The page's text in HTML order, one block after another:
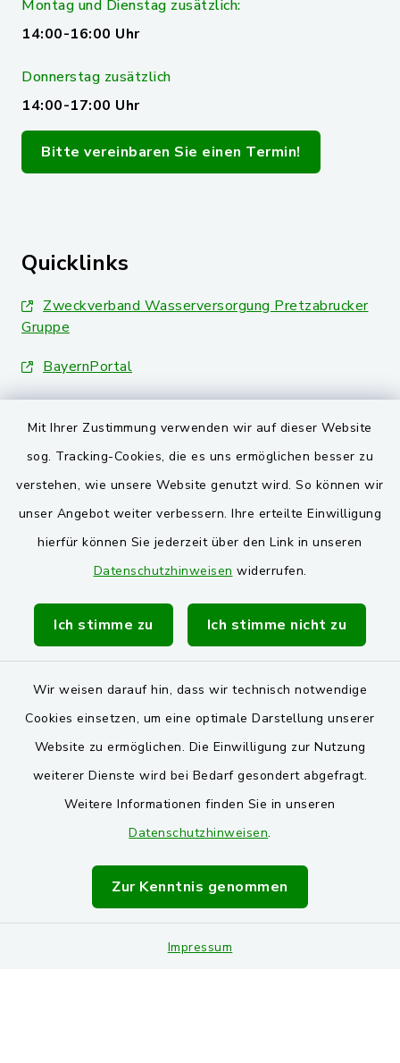
Mit Ihrer Zustimmung verwenden wir auf dieser Website
sog. Tracking-Cookies, die es uns ermöglichen besser zu
verstehen, wie unsere Website genutzt wird. So können wir
unser Angebot weiter verbessern. Ihre erteilte Einwilligung
hierfür können Sie jederzeit über den Link in unseren
Datenschutzhinweisen widerrufen.
Ich stimme zu Ich stimme nicht zu
Wir weisen darauf hin, dass wir technisch notwendige
Cookies einsetzen, um eine optimale Darstellung unserer
Website zu ermöglichen. Die Einwilligung zur Nutzung
weiterer Dienste wird bei Bedarf gesondert abgefragt.
Weitere Informationen finden Sie in unseren
Datenschutzhinweisen.
Zur Kenntnis genommen
Impressum
Montag und Dienstag zusätzlich:
14:00-16:00 Uhr
Donnerstag zusätzlich
14:00-17:00 Uhr
Bitte vereinbaren Sie einen Termin!
Quicklinks
Zweckverband Wasserversorgung Pretzabrucker
Gruppe
BayernPortal
Landkreis Schwandorf
VG und Gemeinden
Markt Schwarzenfeld
Gemeinde Stulln
Verwaltungsgemeinschaft Schwarzenfeld
Barrierefreiheit
Impressum
Sitemap